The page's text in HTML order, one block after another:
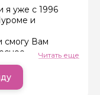
я уже с 1996
и
смогу Вам
И каждый
моей экскурсии
Читать еще